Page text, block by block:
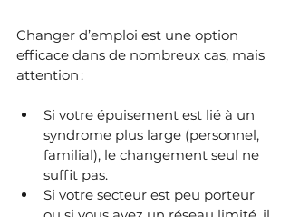
Changer d’emploi est une option
efficace dans de nombreux cas, mais
attention :
Si votre épuisement est lié à un
syndrome plus large (personnel,
familial), le changement seul ne
suffit pas.
Si votre secteur est peu porteur